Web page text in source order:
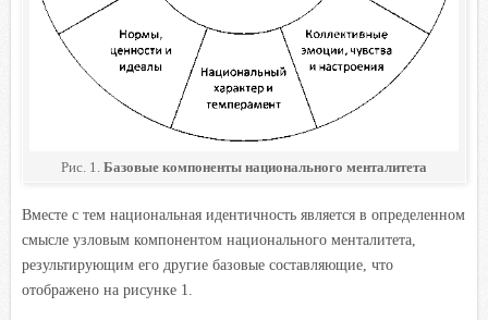
Рис. 1. Базовые компоненты национального менталитета
Вместе с тем национальная идентичность является в определенном
смысле узловым компонентом национального менталитета,
результирующим его другие базовые составляющие, что
отображено на рисунке 1.